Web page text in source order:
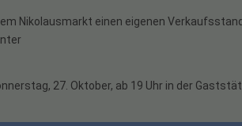
Nikolausmarkt einen eigenen Verkaufsstand
27. Oktober, ab 19 Uhr in der